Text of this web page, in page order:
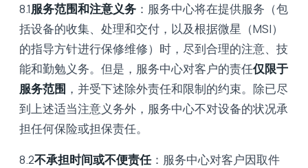
8.1服务范围和注意义务 ：服务中心将在提供服务（包
括设备的收集、处理和交付，以及根据微星（MSI）
的指导方针进行保修维修）时，尽到合理的注意、技
能和勤勉义务。但是，服务中心对客户的责任仅限于
服务范围 ，并受下述除外责任和限制的约束。除已尽
到上述适当注意义务外，服务中心不对设备的状况承
担任何保险或担保责任。
8.2不承担时间或不便责任：服务中心对客户因取件